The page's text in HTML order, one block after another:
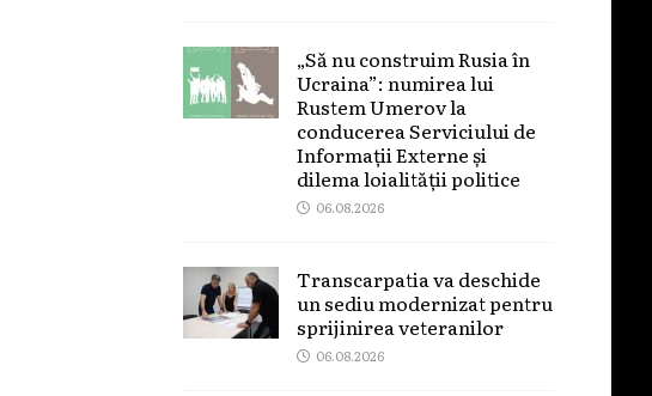
„Să nu construim Rusia în
Ucraina”: numirea lui
Rustem Umerov la
conducerea Serviciului de
Informații Externe și
dilema loialității politice
06.08.2026
Transcarpatia va deschide
un sediu modernizat pentru
sprijinirea veteranilor
06.08.2026